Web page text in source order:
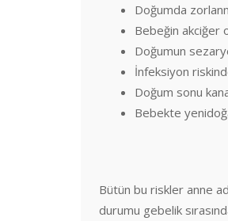
Doğumda
Bebeğin akciğer
Doğumun
İnfeksiyon
Doğum sonu
Bebekte
Bütün bu riskler anne
durumu gebelik